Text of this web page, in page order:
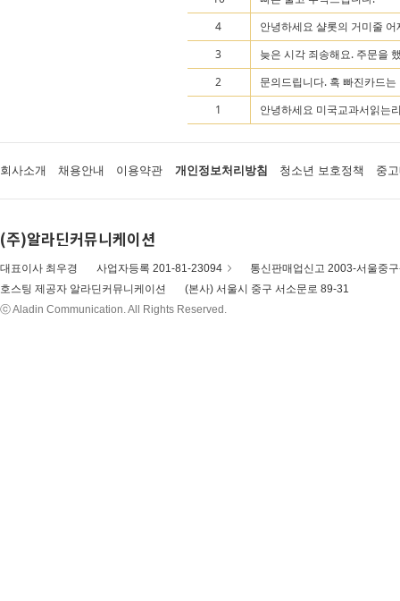
4
안녕하세요 샬롯의 거미줄
3
늦은 시각 죄송해요. 주문을
2
문의드립니다. 혹 빠진카드는
1
안녕하세요 미국교과서읽는
회사소개 채용안내 이용약관 개인정보처리방침 청소년 보호정책 중
(주)알라딘커뮤니케이션
대표이사 최우경 사업자등록 201-81-23094
통신판매업신고 2003-서울중
호스팅 제공자 알라딘커뮤니케이션
(본사) 서울시 중구 서소문로 89-31
ⓒ Aladin Communication. All Rights Reserved.